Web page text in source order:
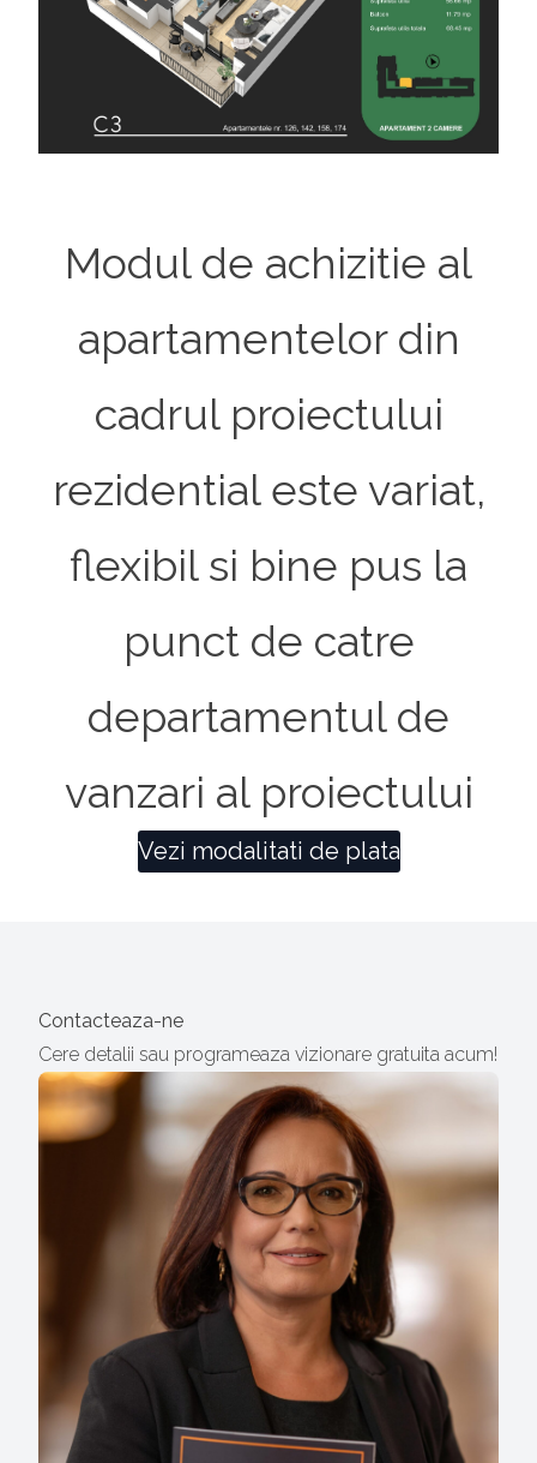
Modul de achizitie al
apartamentelor din
cadrul proiectului
rezidential este variat,
flexibil si bine pus la
punct de catre
departamentul de
vanzari al proiectului
Vezi modalitati de plata
Contacteaza-ne
Cere detalii sau programeaza vizionare gratuita acum!